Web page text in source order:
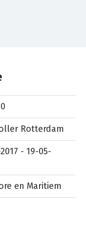
Rotterdam
- 19-05-
en Maritiem